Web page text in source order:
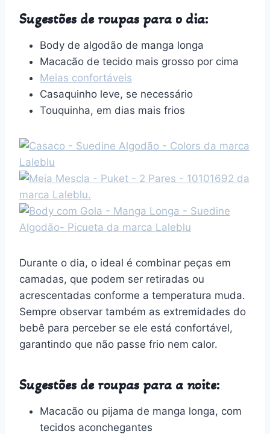
Sugestões de roupas para o dia:
Body de algodão de manga longa
Macacão de tecido mais grosso por cima
Meias confortáveis
Casaquinho leve, se necessário
Touquinha, em dias mais frios
Durante o dia, o ideal é combinar peças em
camadas, que podem ser retiradas ou
acrescentadas conforme a temperatura muda.
Sempre observar também as extremidades do
bebê para perceber se ele está confortável,
garantindo que não passe frio nem calor.
Sugestões de roupas para a noite:
Macacão ou pijama de manga longa, com
tecidos aconchegantes